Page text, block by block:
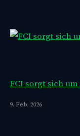
FCI sorgt sich
9. Feb. 2026